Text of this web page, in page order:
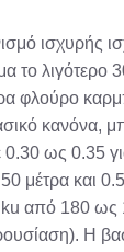
ισχυρής
το λιγότερο
φλούρο
κανόνα,
0.30 ως 0.35
μέτρα και
από 180 ως
Η